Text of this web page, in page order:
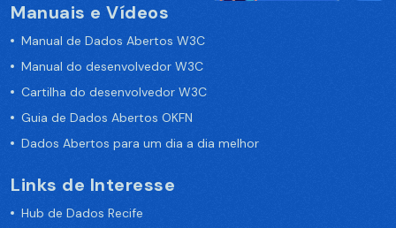
Manuais e Vídeos
Manual de Dados Abertos W3C
Manual do desenvolvedor W3C
Cartilha do desenvolvedor W3C
Guia de Dados Abertos OKFN
Dados Abertos para um dia a dia melhor
Links de Interesse
Hub de Dados Recife